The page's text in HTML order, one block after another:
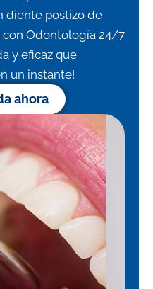
diente postizo de
con Odontología 24/7
y eficaz que
un instante!
ahora